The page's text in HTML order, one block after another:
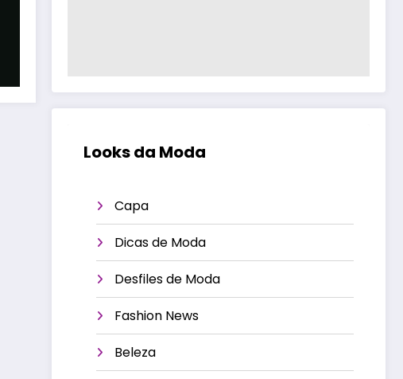
Looks da Moda
Capa
Dicas de Moda
Desfiles de Moda
Fashion News
Beleza